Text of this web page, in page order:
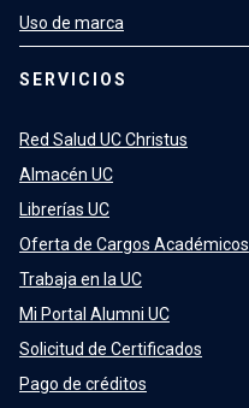
Uso de marca
SERVICIOS
Red Salud UC Christus
Almacén UC
Librerías UC
Oferta de Cargos Académicos
Trabaja en la UC
Mi Portal Alumni UC
Solicitud de Certificados
Pago de créditos